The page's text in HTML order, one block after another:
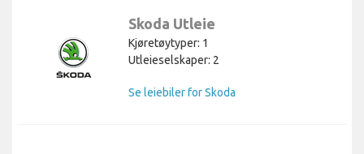
Skoda Utleie
Kjøretøytyper: 1
Utleieselskaper: 2
Se leiebiler for Skoda